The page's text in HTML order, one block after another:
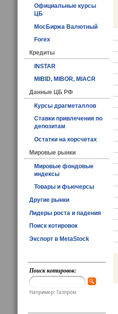
Официальные курсы
ЦБ
МосБиржа Валютный
Forex
Кредиты
INSTAR
MIBID, MIBOR, MIACR
Данные ЦБ РФ
Курсы драгметаллов
Ставки привлечения по
депозитам
Остатки на корсчетах
Мировые рынки
Мировые фондовые
индексы
Товары и фьючерсы
Другие рынки
Лидеры роста и падения
Поиск котировок
Экспорт в MetaStock
Поиск котировок:
Например: Газпром